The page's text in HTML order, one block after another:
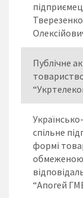
Тверезенко
Публічне
спільне
формі
обмеженою
“Апогей